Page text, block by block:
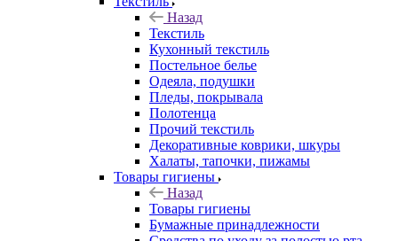
Назад
Текстиль
Кухонный текстиль
Постельное белье
Одеяла, подушки
Пледы, покрывала
Полотенца
Прочий текстиль
Декоративные коврики, шкуры
Халаты, тапочки, пижамы
Товары гигиены
Назад
Товары гигиены
Бумажные принадлежности